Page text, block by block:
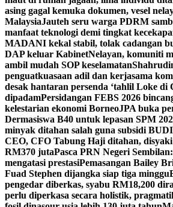
asing gagal kemuka dokumen, vesel
MalaysiaJauteh seru warga PDRM
manfaat teknologi demi tingkat
MADANI kekal stabil, tolak cadangan
DAP keluar KabinetNelayan, komuniti
ambil mudah SOP keselamatan
penguatkuasaan adil dan kerjasama
desak hantaran persenda ‘tahlil Loke di
dipadamPersidangan FEBS 2026
kelestarian ekonomi BorneoJPA buka
Dermasiswa B40 untuk lepasan SPM
minyak ditahan salah guna subsidi
CEO, CFO Tabung Haji ditahan, disyaki
RM370 jutaPasca PRN Negeri
mengatasi prestasiPemasangan Bailey
Fuad Stephen dijangka siap tiga minggu
pengedar diberkas, syabu RM18,200
perlu diperkasa secara holistik,